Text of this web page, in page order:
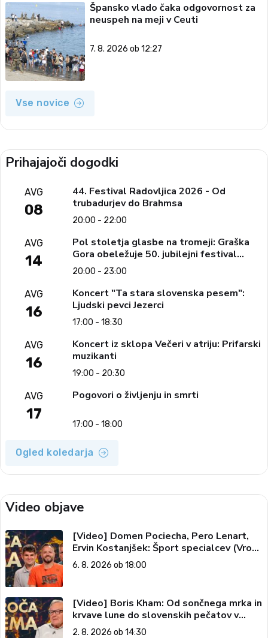
Špansko vlado čaka odgovornost za
neuspeh na meji v Ceuti
7. 8. 2026 ob 12:27
Vse novice
Prihajajoči dogodki
AVG
08
44. Festival Radovljica 2026 - Od
trubadurjev do Brahmsa
20:00 - 22:00
AVG
14
Pol stoletja glasbe na tromeji: Graška
Gora obeležuje 50. jubilejni festival
narodno-zabavne glasbe
20:00 - 23:00
AVG
16
Koncert "Ta stara slovenska pesem":
Ljudski pevci Jezerci
17:00 - 18:30
AVG
16
Koncert iz sklopa Večeri v atriju: Prifarski
muzikanti
19:00 - 20:30
AVG
17
Pogovori o življenju in smrti
17:00 - 18:00
Ogled koledarja
Video objave
[Video] Domen Pociecha, Pero Lenart,
Ervin Kostanjšek: Šport specialcev (Vroča
tema, 6. 8. 2026)
6. 8. 2026 ob 18:00
[Video] Boris Kham: Od sončnega mrka in
krvave lune do slovenskih pečatov v
vesolju (Vroča tema, 2. 8. 2026)
2. 8. 2026 ob 14:30